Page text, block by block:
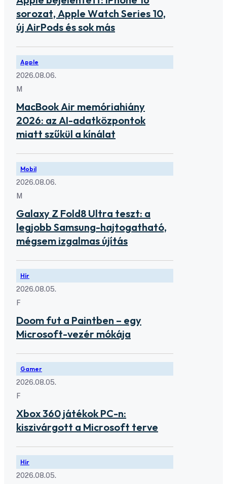
sorozat, Apple Watch Series 10,
új AirPods és sok más
Apple
2026.08.06.
M
MacBook Air memóriahiány
2026: az AI-adatközpontok
miatt szűkül a kínálat
Mobil
2026.08.06.
M
Galaxy Z Fold8 Ultra teszt: a
legjobb Samsung-hajtogatható,
mégsem izgalmas újítás
Hír
2026.08.05.
F
Doom fut a Paintben – egy
Microsoft-vezér mókája
Gamer
2026.08.05.
F
Xbox 360 játékok PC-n:
kiszivárgott a Microsoft terve
Hír
2026.08.05.